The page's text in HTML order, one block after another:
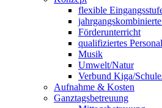
flexible
Förderunterricht
qualifiziertes Personal
Musik
Umwelt/Natur
Verbund Kiga/
Aufnahme & Kosten
Ganztagsbetreuung